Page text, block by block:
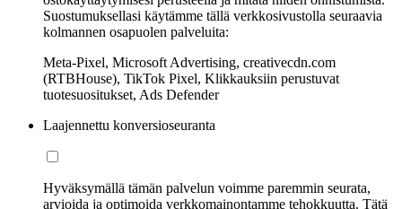
Suostumuksellasi käytämme tällä verkkosivustolla seuraavia
kolmannen osapuolen palveluita:
Meta-Pixel, Microsoft Advertising, creativecdn.com
(RTBHouse), TikTok Pixel, Klikkauksiin perustuvat
tuotesuositukset, Ads Defender
Laajennettu konversioseuranta
Hyväksymällä tämän palvelun voimme paremmin seurata,
arvioida ja optimoida verkkomainontamme tehokkuutta. Tätä